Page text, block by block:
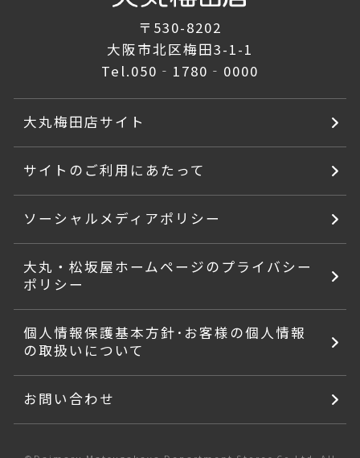
〒530-8202
大阪市北区梅田3-1-1
Tel.050‐1780‐0000
大丸梅田店サイト
サイトのご利用にあたって
ソーシャルメディアポリシー
大丸・松坂屋ホームページのプライバシー
ポリシー
個人情報保護基本方針･お客様の個人情報
の取扱いについて
お問い合わせ